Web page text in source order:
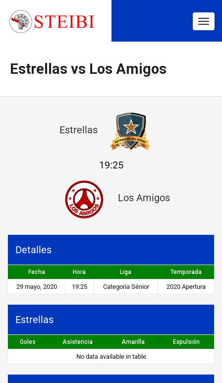
Estrellas vs Los Amigos
a
v
s
L
s
A
m
Estrellas
19:25
Los Amigos
Detalles
Fecha Hora Liga Temporada
29 mayo, 2020 19:25 Categoría Sénior 2020 Apertura
Estrellas
Goles Asistencia Amarilla Expulsión
No data available in table